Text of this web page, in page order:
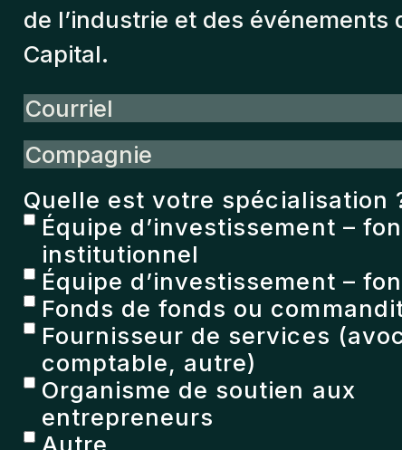
de l’industrie et des événements
Capital.
Courriel
Compagnie
Quelle est votre spécialisation
Équipe d’investissement –
institutionnel
Équipe d’investissement –
Fonds de fonds ou
Fournisseur de services
comptable, autre)
Organisme de soutien aux
entrepreneurs
Autre